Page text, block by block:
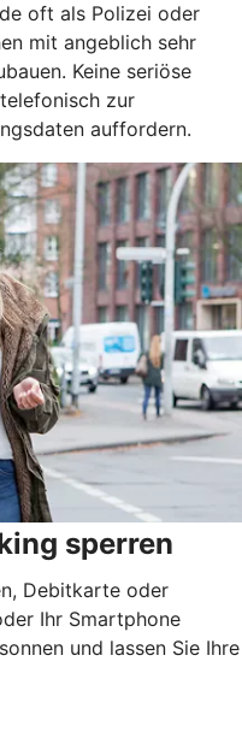
oft als Polizei oder
mit angeblich sehr
Keine seriöse
zur
auffordern.
sperren
Debitkarte oder
Ihr Smartphone
und lassen Sie Ihre